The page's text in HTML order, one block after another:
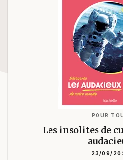
POUR
Les insolites de
23/09/